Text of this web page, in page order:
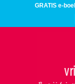
GRATIS e-